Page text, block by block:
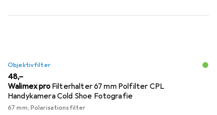
Objektivfilter
EUR
48,–
Walimex pro Filterhalter 67 mm Polfilter CPL
Handykamera Cold Shoe Fotografie
67 mm, Polarisationsfilter